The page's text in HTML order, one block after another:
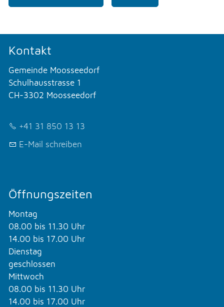
Kontakt
Gemeinde Moosseedorf
Schulhausstrasse 1
CH-3302 Moosseedorf
+41 31 850 13 13
E-Mail schreiben
Öffnungszeiten
Montag
08.00 bis 11.30 Uhr
14.00 bis 17.00 Uhr
Dienstag
geschlossen
Mittwoch
08.00 bis 11.30 Uhr
14.00 bis 17.00 Uhr